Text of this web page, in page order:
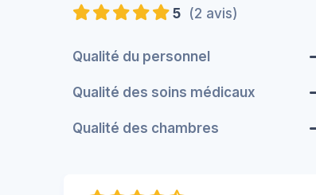
5 (2 avis)
Qualité du personnel
Qualité des soins médicaux
Qualité des chambres